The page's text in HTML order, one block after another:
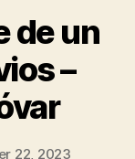
de un
–
22, 2023